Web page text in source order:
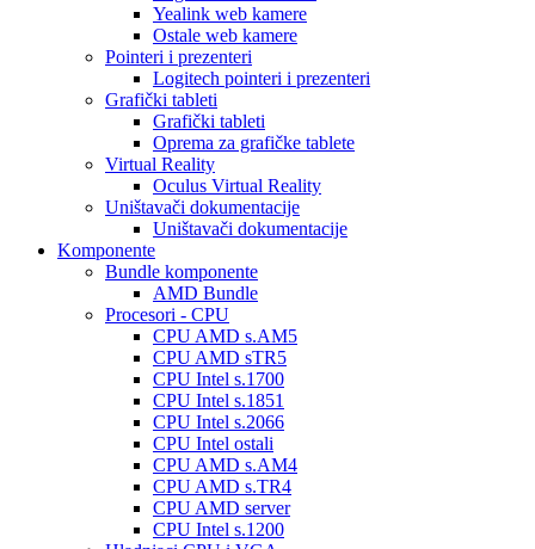
Yealink web kamere
Ostale web kamere
Pointeri i prezenteri
Logitech pointeri i prezenteri
Grafički tableti
Grafički tableti
Oprema za grafičke tablete
Virtual Reality
Oculus Virtual Reality
Uništavači dokumentacije
Uništavači dokumentacije
Komponente
Bundle komponente
AMD Bundle
Procesori - CPU
CPU AMD s.AM5
CPU AMD sTR5
CPU Intel s.1700
CPU Intel s.1851
CPU Intel s.2066
CPU Intel ostali
CPU AMD s.AM4
CPU AMD s.TR4
CPU AMD server
CPU Intel s.1200